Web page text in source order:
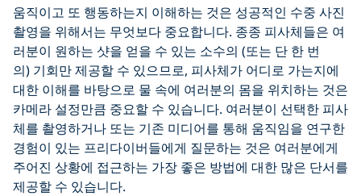
움직이고 또 행동하는지 이해하는 것은 성공적인 수중 사진
촬영을 위해서는 무엇보다 중요합니다. 종종 피사체들은 여
러분이 원하는 샷을 얻을 수 있는 소수의 (또는 단 한 번
의) 기회만 제공할 수 있으므로, 피사체가 어디로 가는지에
대한 이해를 바탕으로 물 속에 여러분의 몸을 위치하는 것은
카메라 설정만큼 중요할 수 있습니다. 여러분이 선택한 피사
체를 촬영하거나 또는 기존 미디어를 통해 움직임을 연구한
경험이 있는 프리다이버들에게 질문하는 것은 여러분에게
주어진 상황에 접근하는 가장 좋은 방법에 대한 많은 단서를
제공할 수 있습니다.